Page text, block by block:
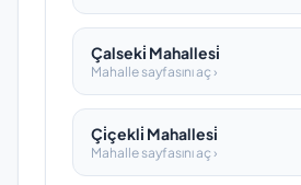
Çalseki̇ Mahallesi̇
Mahalle sayfasını aç ›
Çi̇çekli̇ Mahallesi̇
Mahalle sayfasını aç ›